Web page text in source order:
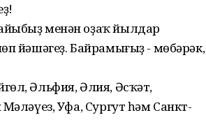
менән оҙаҡ йылдар
йәшәгеҙ. Байрамығыҙ - мөбәрәк,
Әльфия, Әлия, Әсҡәт,
Уфа, Сургут һәм Санкт-